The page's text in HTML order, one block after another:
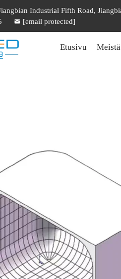
Industrial Fifth Road,
[email protected]
Etusivu Meistä